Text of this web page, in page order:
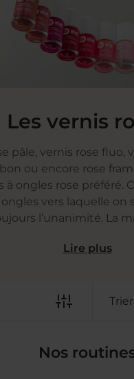
Les vernis
pâle, vernis rose fluo,
ou encore rose
à ongles rose préféré.
ongles vers laquelle on
l’unanimité. La
et nous fait nous sentir
roses MÊME sont
carnations, des peaux
grâce à leur formule
Lire plus
Nos